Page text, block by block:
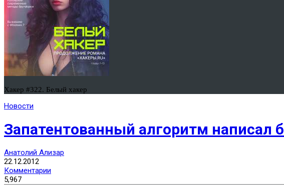
Хакер #322. Белый хакер
Новости
Запатентованный алгоритм написал
Анатолий Ализар
22.12.2012
Комментарии
5,967